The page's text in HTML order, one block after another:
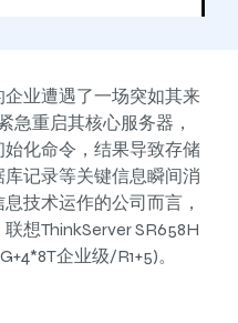
业遭遇了一场突如其来
重启其核心服务器，
化命令，结果导致存储
记录等关键信息瞬间消
技术运作的公司而言，
想ThinkServer SR658H
企业级/R1+5)。